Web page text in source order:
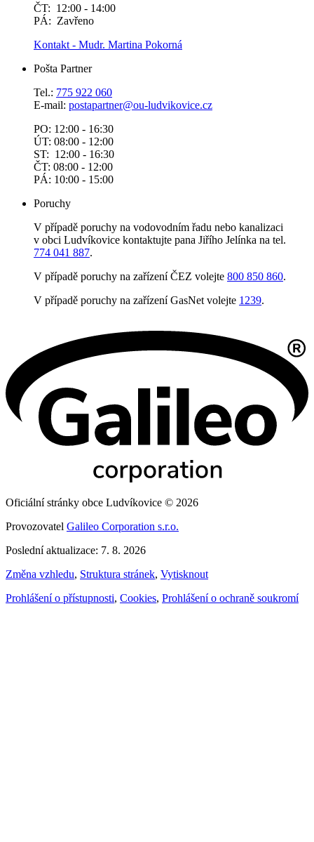
ČT: 12:00 - 14:00
PÁ: Zavřeno
Kontakt - Mudr. Martina Pokorná
Pošta Partner
Tel.: 775 922 060
E-mail: postapartner@ou-ludvikovice.cz
PO: 12:00 - 16:30
ÚT: 08:00 - 12:00
ST: 12:00 - 16:30
ČT: 08:00 - 12:00
PÁ: 10:00 - 15:00
Poruchy
V případě poruchy na vodovodním řadu nebo kanalizaci
v obci Ludvíkovice kontaktujte pana Jiřího Jelínka na tel.
774 041 887.
V případě poruchy na zařízení ČEZ volejte 800 850 860.
V případě poruchy na zařízení GasNet volejte 1239.
Oficiální stránky obce Ludvíkovice © 2026
Provozovatel Galileo Corporation s.r.o.
Poslední aktualizace: 7. 8. 2026
Změna vzhledu, Struktura stránek, Vytisknout
Prohlášení o přístupnosti, Cookies, Prohlášení o ochraně soukromí